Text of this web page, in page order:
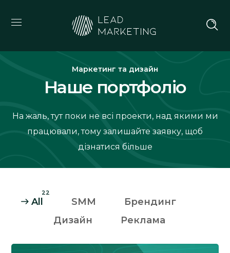
Маркетинг та дизайн
Наше портфоліо
На жаль, тут поки не всі проекти, над якими ми
працювали, тому залишайте заявку, щоб
дізнатися більше
All
22
SMM
Брендинг
Дизайн
Реклама